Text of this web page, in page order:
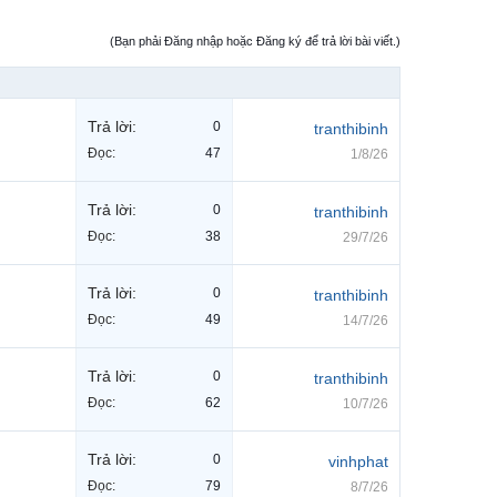
(Bạn phải Đăng nhập hoặc Đăng ký để trả lời bài viết.)
Trả lời:
0
Đọc:
47
tranthibinh
1/8/26
Trả lời:
0
Đọc:
38
tranthibinh
29/7/26
Trả lời:
0
Đọc:
49
tranthibinh
14/7/26
Trả lời:
0
Đọc:
62
tranthibinh
10/7/26
Trả lời:
0
Đọc:
79
vinhphat
8/7/26